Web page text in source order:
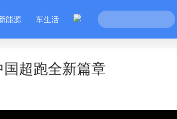
能源 车生活
超跑全新篇章